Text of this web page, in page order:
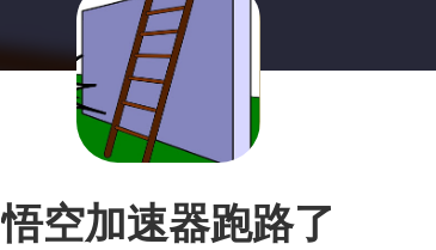
悟空加速器跑路了